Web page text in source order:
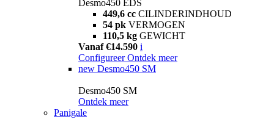
Desmo450 EDS
449,6 cc CILINDERINDHOUD
54 pk VERMOGEN
110,5 kg GEWICHT
Vanaf €14.590 i
Configureer Ontdek meer
new Desmo450 SM
Desmo450 SM
Ontdek meer
Panigale